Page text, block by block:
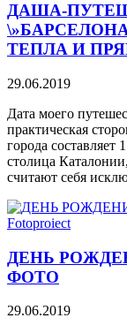
ДАША-
ТЕПЛА И
29.06.2019
Дата моего
практическая
города составляет
столица
считают себя
Fotoproiect
ДЕНЬ
ФОТО
29.06.2019